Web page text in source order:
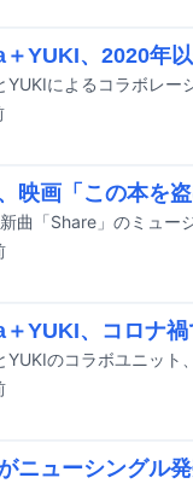
YUKI、2020年
映画「この本を
曲「Share」のミュー
YUKI、コロナ
ニューシングル